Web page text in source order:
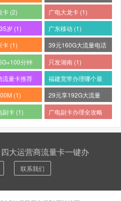
卡 (2)
广电大龙卡 (1)
岁 (1)
广东移动 (1)
卡 (1)
39元160G大流量电话
卡 (1)
分钟
只发湖南 (1)
流量卡推荐
福建宽带办理哪个最
便宜 (1)
(1)
29元享192G大流量
(1)
副卡 (1)
广电副卡办理全攻略
大运营商流量卡一键办
联系我们